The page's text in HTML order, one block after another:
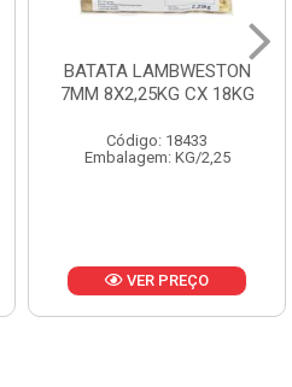
BATATA LAMBWESTON
7MM 8X2,25KG CX 18KG
Código: 18433
Embalagem: KG/2,25
VER PREÇO